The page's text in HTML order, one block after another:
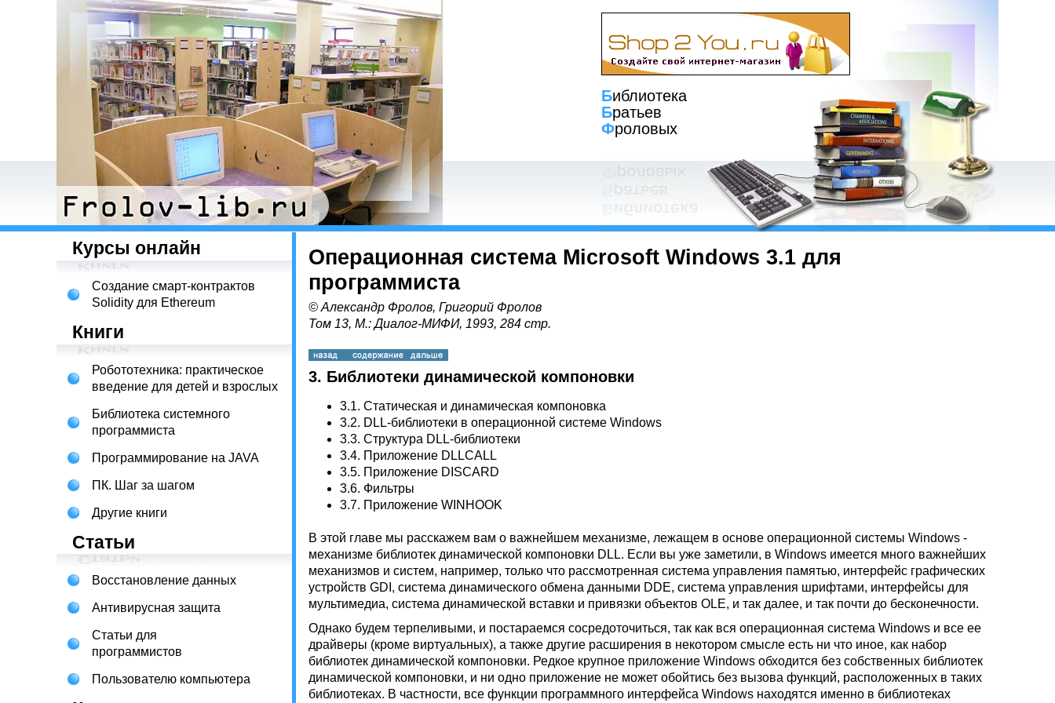
Библиотека
Братьев
Фроловых
Курсы онлайн
Создание смарт-контрактов
Solidity для Ethereum
Книги
Робототехника: практическое
введение для детей и взрослых
Библиотека системного
программиста
Программирование на JAVA
ПК. Шаг за шагом
Другие книги
Статьи
Восстановление данных
Антивирусная защита
Статьи для
программистов
Пользователю компьютера
Операционная система Microsoft Windows 3.1 для
программиста
© Александр Фролов, Григорий Фролов
Том 13, М.: Диалог-МИФИ, 1993, 284 стр.
3. Библиотеки динамической компоновки
3.1. Статическая и динамическая компоновка
3.2. DLL-библиотеки в операционной системе Windows
3.3. Структура DLL-библиотеки
3.4. Приложение DLLCALL
3.5. Приложение DISCARD
3.6. Фильтры
3.7. Приложение WINHOOK
В этой главе мы расскажем вам о важнейшем механизме, лежащем в основе операционной системы Windows -
механизме библиотек динамической компоновки DLL. Если вы уже заметили, в Windows имеется много важнейших
механизмов и систем, например, только что рассмотренная система управления памятью, интерфейс графических
устройств GDI, система динамического обмена данными DDE, система управления шрифтами, интерфейсы для
мультимедиа, система динамической вставки и привязки объектов OLE, и так далее, и так почти до бесконечности.
Однако будем терпеливыми, и постараемся сосредоточиться, так как вся операционная система Windows и все ее
драйверы (кроме виртуальных), а также другие расширения в некотором смысле есть ни что иное, как набор
библиотек динамической компоновки. Редкое крупное приложение Windows обходится без собственных библиотек
динамической компоновки, и ни одно приложение не может обойтись без вызова функций, расположенных в таких
библиотеках. В частности, все функции программного интерфейса Windows находятся именно в библиотеках